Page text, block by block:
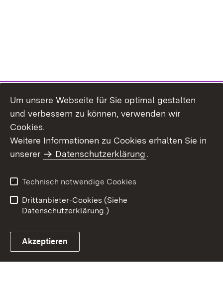
Benutzungshinweise
Erklärung zur
Um unsere Webseite für Sie optimal gestalten
und verbessern zu können, verwenden wir
Cookies.
Weitere Informationen zu Cookies erhalten Sie in
unserer
Datenschutzerklärung.
Technisch notwendige Cookies
Drittanbieter-Cookies (Siehe
Datenschutzerklärung.)
Akzeptieren